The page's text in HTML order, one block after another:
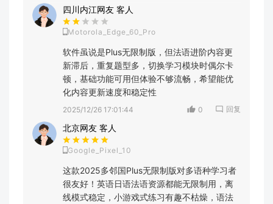
四川内江网友 客人
Motorola_Edge_60_Pro
软件虽说是Plus无限制版，但法语进阶内容更
新滞后，重复题型多，切换学习模块时偶尔卡
顿，基础功能可用但体验不够流畅，希望能优
化内容更新速度和稳定性
2025/12/26 17:01:44 0 回复
北京网友 客人
Google_Pixel_10
这款2025多邻国Plus无限制版对多语种学习者
很友好！英语日语法语资源都能无限制用，离
线模式稳定，小游戏式练习有趣不枯燥，语法